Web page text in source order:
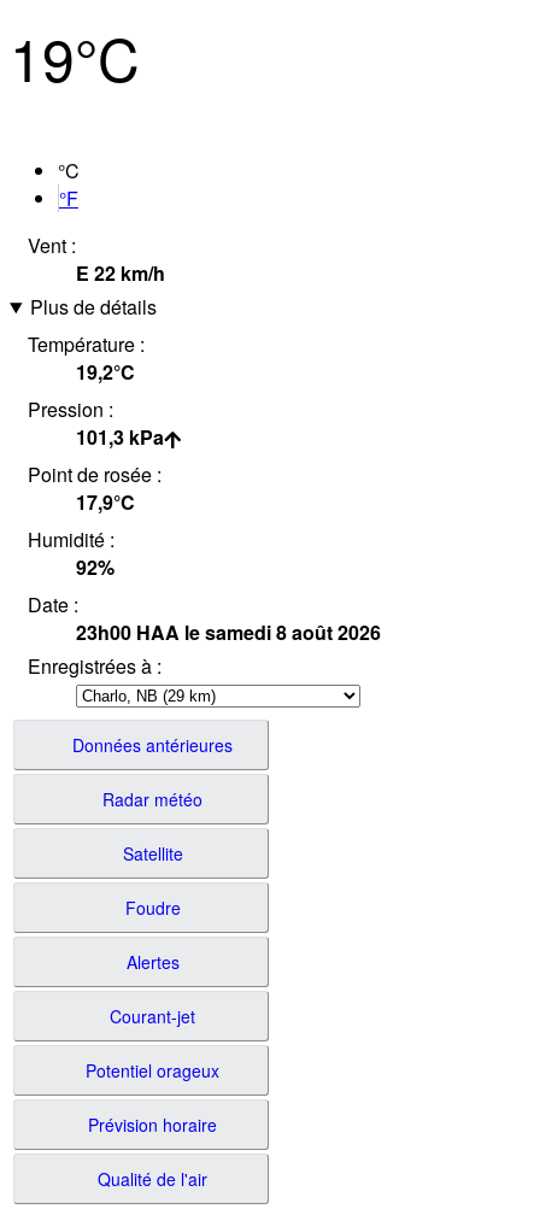
19°C
°C
°F
Vent :
E 22 km/h
Plus de détails
Température :
19,2°C
Pression :
101,3 kPa
Point de rosée :
17,9°C
Humidité :
92%
Date :
23h00 HAA le samedi 8 août 2026
Enregistrées à :
Données antérieures
Radar météo
Satellite
Foudre
Alertes
Courant-jet
Potentiel orageux
Prévision horaire
Qualité de l'air